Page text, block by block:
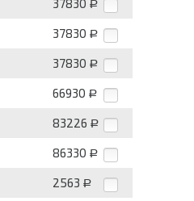
37830 Р
37830 Р
37830 Р
66930 Р
83226 Р
86330 Р
2563 Р